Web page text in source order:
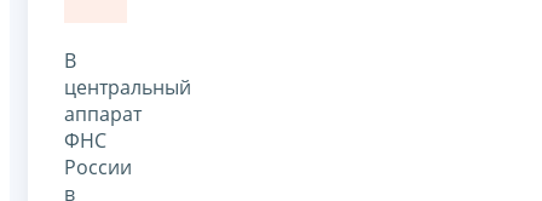
В
центральный
аппарат
ФНС
России
в